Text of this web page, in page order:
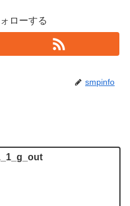
ローする
smpinfo